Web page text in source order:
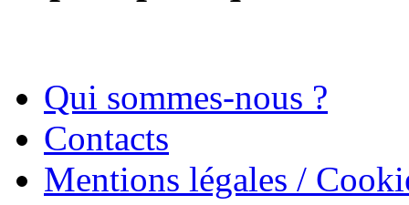
Qui sommes-nous ?
Contacts
Mentions légales /